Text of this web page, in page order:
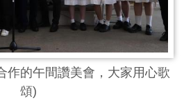
作的午間讚美會，大家用心歌
頌)